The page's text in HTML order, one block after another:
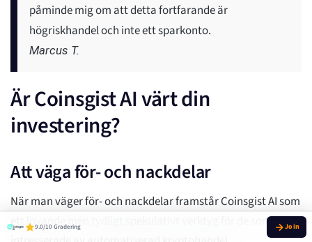
påminde mig om att detta fortfarande är
högriskhandel och inte ett sparkonto.
Marcus T.
Är Coinsgist AI värt din
investering?
Att väga för- och nackdelar
När man väger för- och nackdelar framstår Coinsgist AI som
ett lovande men tydligt spekulativt verktyg för de som är
9.0/10 Gradering